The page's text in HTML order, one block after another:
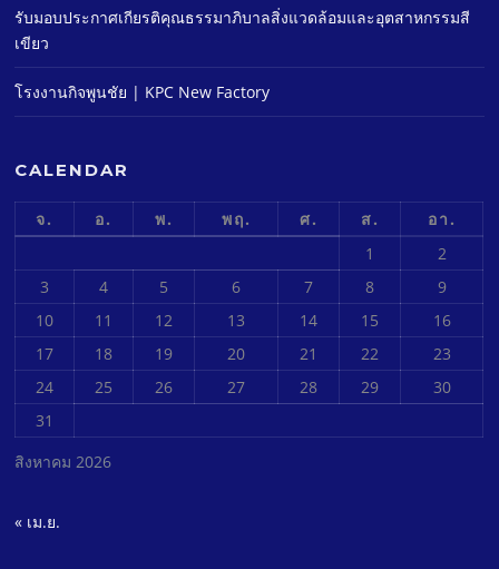
รับมอบประกาศเกียรติคุณธรรมาภิบาลสิ่งแวดล้อมและอุตสาหกรรมสี
เขียว
โรงงานกิจพูนชัย | KPC New Factory
CALENDAR
สิงหาคม 2026
จ. อ. พ. พฤ. ศ. ส.
อา.
1
2
3
4 5 6 7 8
9
10
11 12 13 14 15
16
17
18 19 20 21 22
23
24
25 26 27 28 29
30
31
« เม.ย.